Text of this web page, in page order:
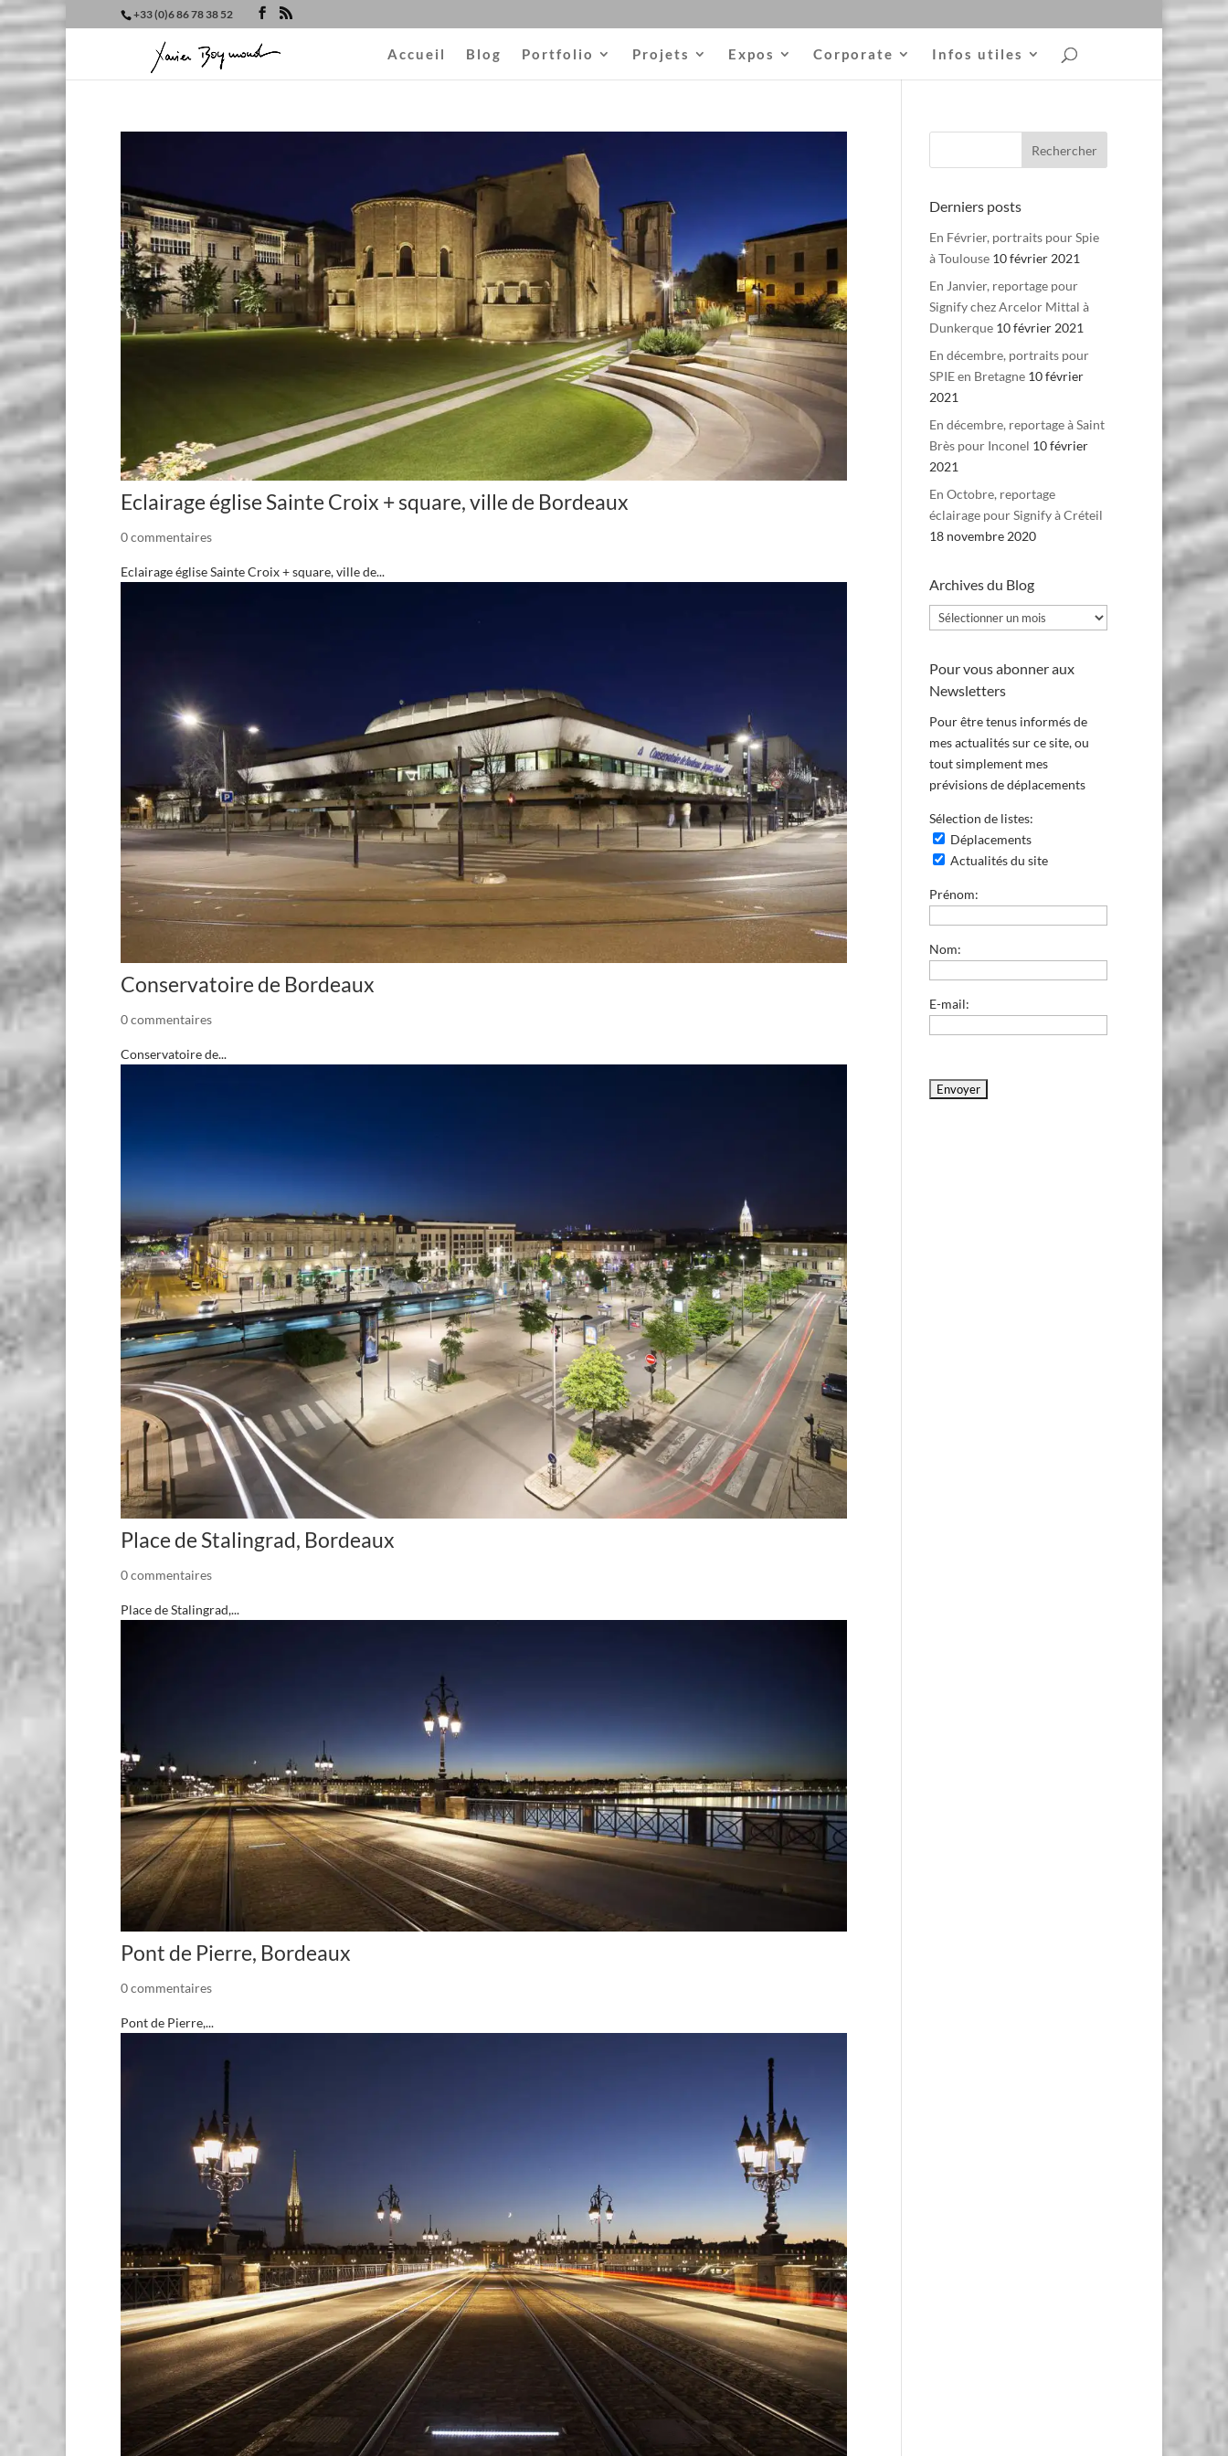
+33 (0)6 86 78 38 52
Accueil Blog Portfolio Projets Expos Corporate Infos utiles
Eclairage église Sainte Croix + square, ville de Bordeaux
0 commentaires
Eclairage église Sainte Croix + square, ville de...
Conservatoire de Bordeaux
0 commentaires
Conservatoire de...
Place de Stalingrad, Bordeaux
0 commentaires
Place de Stalingrad,...
Pont de Pierre, Bordeaux
0 commentaires
Pont de Pierre,...
Derniers posts
En Février, portraits pour Spie
à Toulouse 10 février 2021
En Janvier, reportage pour
Signify chez Arcelor Mittal à
Dunkerque 10 février 2021
En décembre, portraits pour
SPIE en Bretagne 10 février
2021
En décembre, reportage à Saint
Brès pour Inconel 10 février
2021
En Octobre, reportage
éclairage pour Signify à Créteil
18 novembre 2020
Archives du Blog
Archives
du
Pour vous abonner aux
Newsletters
Pour être tenus informés de
mes actualités sur ce site, ou
tout simplement mes
prévisions de déplacements
Sélection de listes:
Déplacements
Actualités du site
Prénom:
Nom:
E-mail: